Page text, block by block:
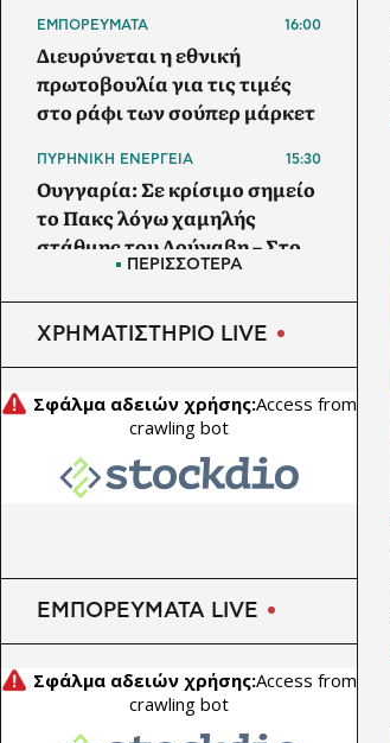
ΕΜΠΟΡΕΥΜΑΤΑ 16:00
Διευρύνεται η εθνική
πρωτοβουλία για τις τιμές
στο ράφι των σούπερ μάρκετ
ΠΥΡΗΝΙΚΗ ΕΝΕΡΓΕΙΑ 15:30
Ουγγαρία: Σε κρίσιμο σημείο
το Πακς λόγω χαμηλής
στάθμης του Δούναβη – Στο
10% η λειτουργία του
διορθώσεις και
συμπληρώσεις στοιχείων
από τους παραγωγούς
ΠΕΡΙΣΣΟΤΕΡΑ
ΧΡΗΜΑΤΙΣΤΗΡΙΟ LIVE
ΕΜΠΟΡΕΥΜΑΤΑ LIVE